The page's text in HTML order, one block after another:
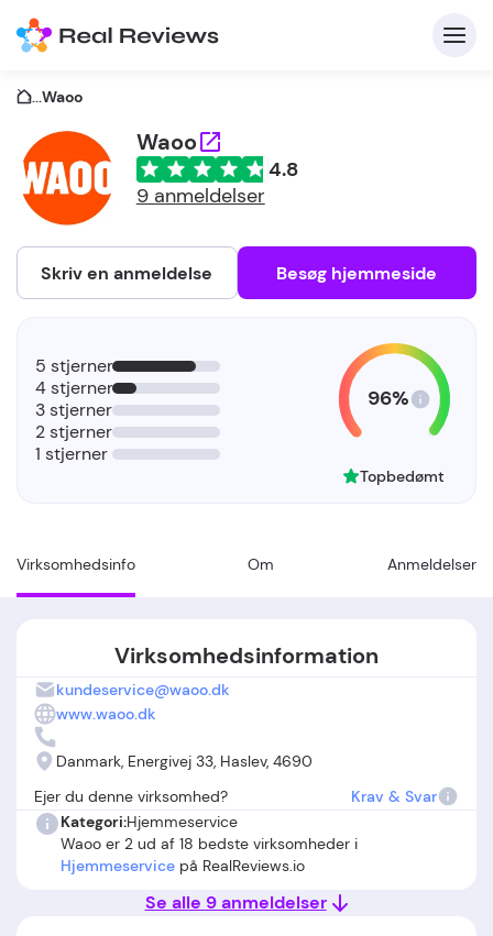
...Waoo
Waoo
4.8
9 anmeldelser
Skriv en anmeldelse Besøg hjemmeside
Virksomhedsinfo Om Anmeldelser
5 stjerner
4 stjerner
3 stjerner
2 stjerner
1 stjerner
96%
Topbedømt
Virksomhedsinformation
kundeservice@waoo.dk
www.waoo.dk
Danmark, Energivej 33, Haslev, 4690
Ejer du denne virksomhed?
Krav & Svar
Kategori:Hjemmeservice
Waoo er 2 ud af 18 bedste virksomheder i
Hjemmeservice på RealReviews.io
Se alle 9 anmeldelser